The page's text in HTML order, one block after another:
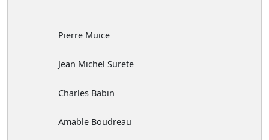
Pierre Muice
Jean Michel Surete
Charles Babin
Amable Boudreau